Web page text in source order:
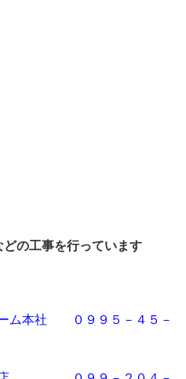
の工事を行っています
ム本社 ０９９５－４５－